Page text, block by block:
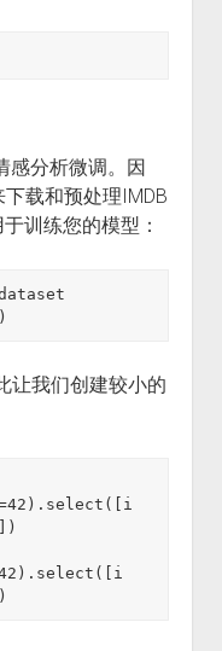
感分析微调。因
载和预处理IMDB
训练您的模型：
让我们创建较小的